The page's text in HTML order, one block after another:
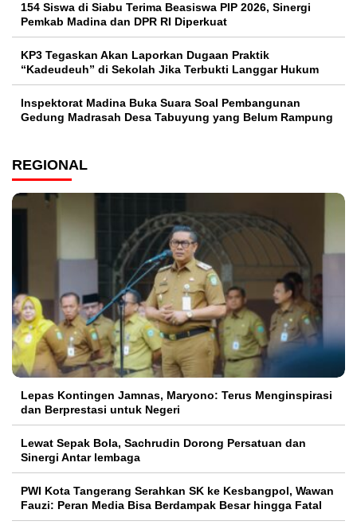
154 Siswa di Siabu Terima Beasiswa PIP 2026, Sinergi
Pemkab Madina dan DPR RI Diperkuat
KP3 Tegaskan Akan Laporkan Dugaan Praktik
“Kadeudeuh” di Sekolah Jika Terbukti Langgar Hukum
Inspektorat Madina Buka Suara Soal Pembangunan
Gedung Madrasah Desa Tabuyung yang Belum Rampung
REGIONAL
Lepas Kontingen Jamnas, Maryono: Terus Menginspirasi
dan Berprestasi untuk Negeri
Lewat Sepak Bola, Sachrudin Dorong Persatuan dan
Sinergi Antar lembaga
PWI Kota Tangerang Serahkan SK ke Kesbangpol, Wawan
Fauzi: Peran Media Bisa Berdampak Besar hingga Fatal